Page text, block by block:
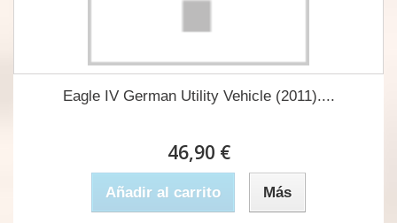
Eagle IV German Utility Vehicle (2011)....
46,90 €
Añadir al carrito Más